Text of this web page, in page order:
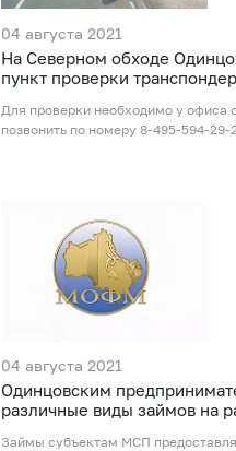
04 августа 2021
На Северном обходе
пункт проверки
Для проверки необходимо у офиса
позвонить по номеру 8-495-594-29-
04 августа 2021
Одинцовским
различные виды займов на
Займы субъектам МСП